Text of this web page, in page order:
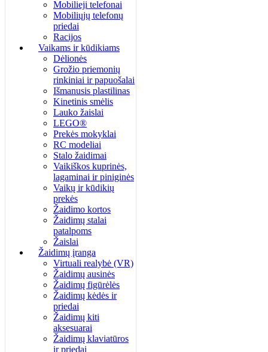
Mobilieji telefonai
Mobiliųjų telefonų
priedai
Racijos
Vaikams ir kūdikiams
Dėlionės
Grožio priemonių
rinkiniai ir papuošalai
Išmanusis plastilinas
Kinetinis smėlis
Lauko žaislai
LEGO®
Prekės mokyklai
RC modeliai
Stalo žaidimai
Vaikiškos kuprinės,
lagaminai ir piniginės
Vaikų ir kūdikių
prekės
Žaidimo kortos
Žaidimų stalai
patalpoms
Žaislai
Žaidimų įranga
Virtuali realybė (VR)
Žaidimų ausinės
Žaidimų figūrėlės
Žaidimų kėdės ir
priedai
Žaidimų kiti
aksesuarai
Žaidimų klaviatūros
ir priedai